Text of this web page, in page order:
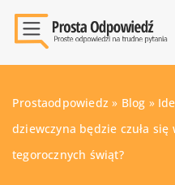
Prostaodpowiedz » Blog »
dziewczyna będzie czuła się
tegorocznych świąt?